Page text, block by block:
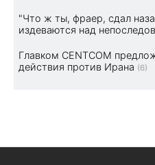
"Что ж ты, фраер, сдал
издеваются над
Главком CENTCOM
действия против Ирана (6)